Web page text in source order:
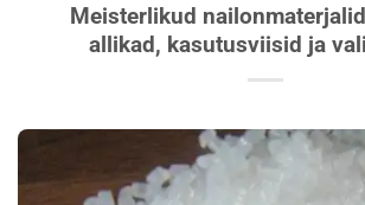
Meisterlikud
allikad, kasutusviisid ja